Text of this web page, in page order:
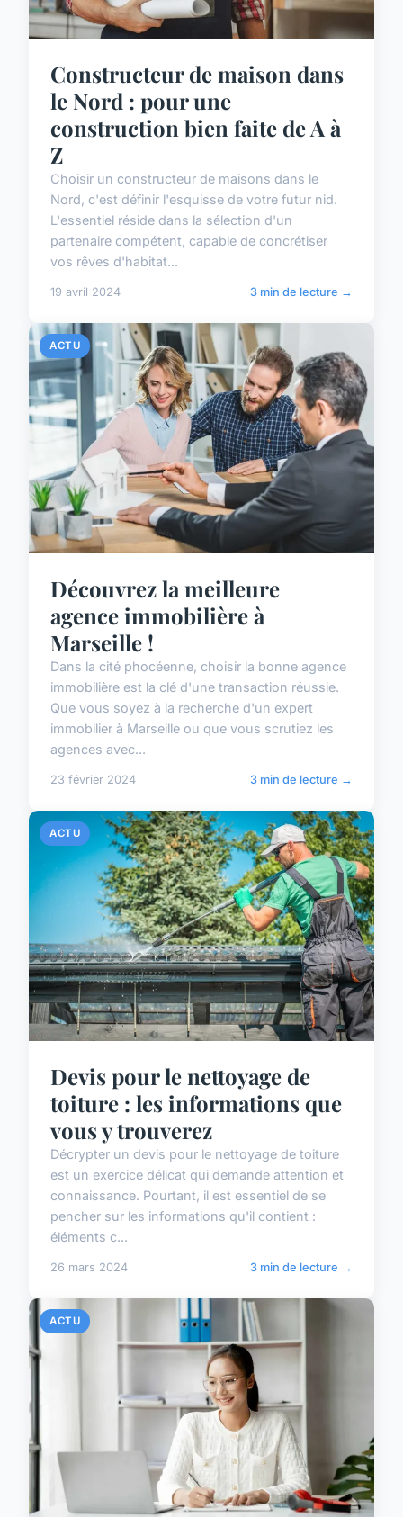
Constructeur de maison dans
le Nord : pour une
construction bien faite de A à
Z
Choisir un constructeur de maisons dans le
Nord, c'est définir l'esquisse de votre futur nid.
L'essentiel réside dans la sélection d'un
partenaire compétent, capable de concrétiser
vos rêves d'habitat...
19 avril 2024 3 min de lecture →
ACTU
Découvrez la meilleure
agence immobilière à
Marseille !
Dans la cité phocéenne, choisir la bonne agence
immobilière est la clé d'une transaction réussie.
Que vous soyez à la recherche d'un expert
immobilier à Marseille ou que vous scrutiez les
agences avec...
23 février 2024 3 min de lecture →
ACTU
Devis pour le nettoyage de
toiture : les informations que
vous y trouverez
Décrypter un devis pour le nettoyage de toiture
est un exercice délicat qui demande attention et
connaissance. Pourtant, il est essentiel de se
pencher sur les informations qu'il contient :
éléments c...
26 mars 2024 3 min de lecture →
ACTU